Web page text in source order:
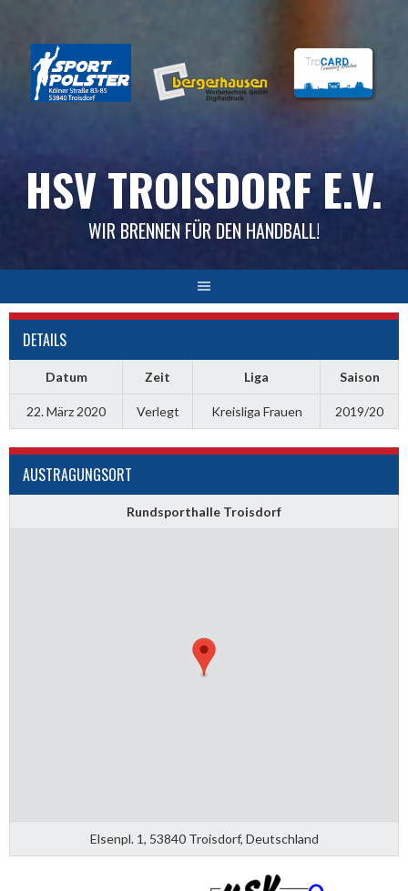
content
HSV TROISDORF E.V.
WIR BRENNEN FÜR DEN HANDBALL!
DETAILS
Datum Zeit Liga Saison
22. März 2020 Verlegt Kreisliga Frauen 2019/20
AUSTRAGUNGSORT
Rundsporthalle Troisdorf
Elsenpl. 1, 53840 Troisdorf, Deutschland